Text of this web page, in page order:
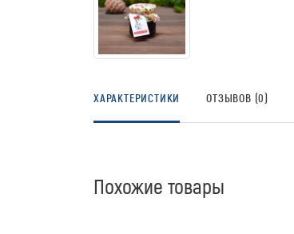
ХАРАКТЕРИСТИКИ ОТЗЫВОВ (0)
Похожие товары